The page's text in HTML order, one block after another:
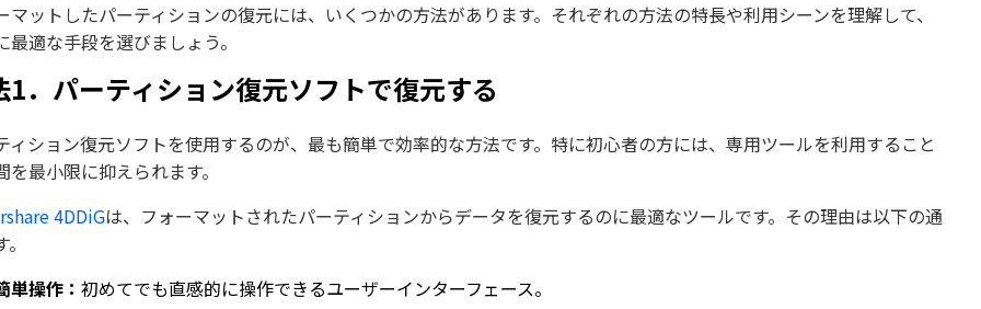
マットしたパーティションの復元には、いくつかの方法があります。それぞれの方法の特長や利用シーンを理解して、
最適な手段を選びましょう。
1．パーティション復元ソフトで復元する
ィション復元ソフトを使用するのが、最も簡単で効率的な方法です。特に初心者の方には、専用ツールを利用すること
を最小限に抑えられます。
4DDiGは、フォーマットされたパーティションからデータを復元するのに最適なツールです。その理由は以下の通
単操作： 初めてでも直感的に操作できるユーザーインターフェース。